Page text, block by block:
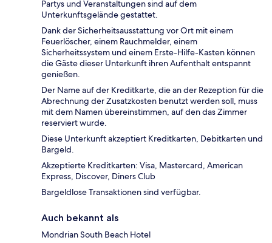
Partys und Veranstaltungen sind auf dem
Unterkunftsgelände gestattet.
Dank der Sicherheitsausstattung vor Ort mit einem
Feuerlöscher, einem Rauchmelder, einem
Sicherheitssystem und einem Erste-Hilfe-Kasten können
die Gäste dieser Unterkunft ihren Aufenthalt entspannt
genießen.
Der Name auf der Kreditkarte, die an der Rezeption für die
Abrechnung der Zusatzkosten benutzt werden soll, muss
mit dem Namen übereinstimmen, auf den das Zimmer
reserviert wurde.
Diese Unterkunft akzeptiert Kreditkarten, Debitkarten und
Bargeld.
Akzeptierte Kreditkarten: Visa, Mastercard, American
Express, Discover, Diners Club
Bargeldlose Transaktionen sind verfügbar.
Auch bekannt als
Mondrian South Beach Hotel